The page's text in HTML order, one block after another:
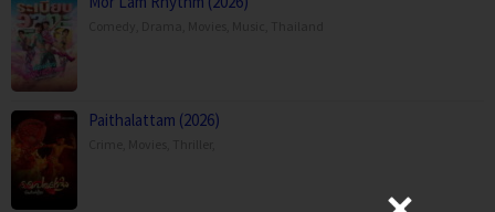
Paithalattam (2026)